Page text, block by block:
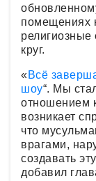
помещениях
религиозные
круг.
« Всё
шоу“. Мы
отношением
возникает
что
врагами,
создавать
добавил